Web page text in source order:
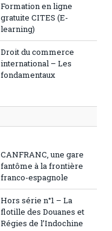
Formation en ligne
gratuite CITES (E-
learning)
Droit du commerce
international – Les
fondamentaux
CANFRANC, une gare
fantôme à la frontière
franco-espagnole
Hors série n°1 – La
flotille des Douanes et
Régies de l’Indochine